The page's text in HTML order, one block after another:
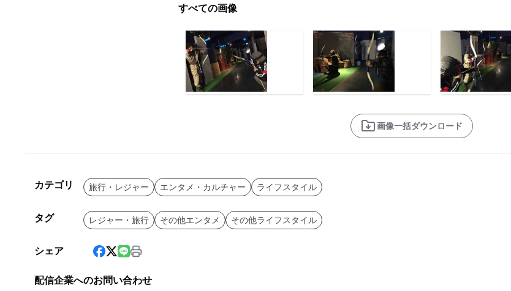
すべての画像
画像一括ダウンロード
カテゴリ 旅行・レジャー エンタメ・カルチャー ライフスタイル
タグ レジャー・旅行 その他エンタメ その他ライフスタイル
シェア
配信企業へのお問い合わせ